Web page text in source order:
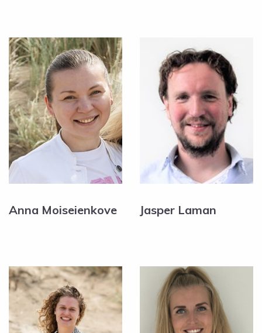
Anna Moiseienkove Jasper Laman